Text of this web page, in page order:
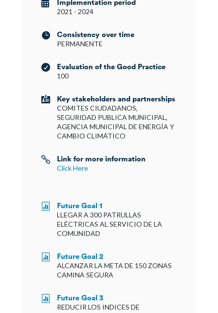
 Implementation period
2021 - 2024
 Consistency over time
PERMANENTE
 Evaluation of the Good Practice
100
 Key stakeholders and partnerships
COMITES CIUDADANOS,
SEGURIDAD PUBLICA MUNICIPAL,
AGENCIA MUNICIPAL DE ENERGÍA Y
CAMBIO CLIMÁTICO
 Link for more information
Click Here
 Future Goal 1
LLEGAR A 300 PATRULLAS
ELÉCTRICAS AL SERVICIO DE LA
COMUNIDAD
 Future Goal 2
ALCANZAR LA META DE 150 ZONAS
CAMINA SEGURA
 Future Goal 3
REDUCIR LOS INDICES DE